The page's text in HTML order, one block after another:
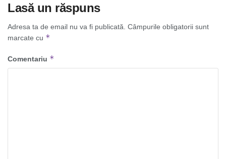
Lasă un răspuns
Adresa ta de email nu va fi publicată. Câmpurile obligatorii sunt
marcate cu *
Comentariu *